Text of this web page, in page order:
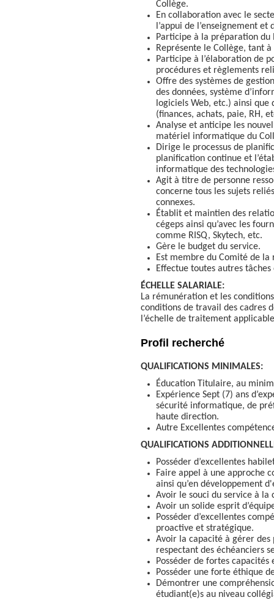
Collège.
En collaboration avec le
l’appui de l’enseignement et
Participe à la préparation du
Représente le Collège, tant à
Participe à l’élaboration de
procédures et règlements
Offre des systèmes de
des données, système
logiciels Web, etc.) ainsi
(finances, achats, paie, RH,
Analyse et anticipe les
matériel informatique du
Dirige le processus de
planification continue et
informatique des
Agit à titre de personne
concerne tous les sujets
connexes.
Établit et maintien des
cégeps ainsi qu’avec les
comme RISQ, Skytech, etc.
Gère le budget du service.
Est membre du Comité de
Effectue toutes autres tâches
ÉCHELLE SALARIALE:
La rémunération et les
conditions de travail des cadres
l’échelle de traitement
Profil recherché
QUALIFICATIONS MINIMALES:
Éducation Titulaire, au
Expérience Sept (7) ans
sécurité informatique, de
haute direction.
Autre Excellentes
QUALIFICATIONS
Posséder d’excellentes
Faire appel à une approche
ainsi qu’en développement
Avoir le souci du service à la
Avoir un solide esprit
Posséder d’excellentes
proactive et stratégique.
Avoir la capacité à gérer
respectant des échéanciers
Posséder de fortes
Posséder une forte éthique
Démontrer une
étudiant(e)s au niveau